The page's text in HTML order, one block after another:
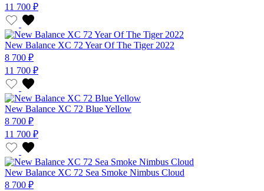
11 700 ₽
New Balance XC 72 Year Of The Tiger 2022
8 700 ₽
11 700 ₽
New Balance XC 72 Blue Yellow
8 700 ₽
11 700 ₽
New Balance XC 72 Sea Smoke Nimbus Cloud
8 700 ₽